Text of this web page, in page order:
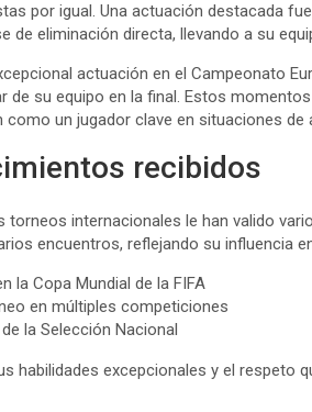
por igual. Una actuación destacada
de eliminación directa, llevando a su
actuación en el Campeonato
de su equipo en la final. Estos
un jugador clave en situaciones de
recibidos
torneos internacionales le han valido
encuentros, reflejando su influencia
la Copa Mundial de la FIFA
en múltiples competiciones
la Selección Nacional
habilidades excepcionales y el respeto